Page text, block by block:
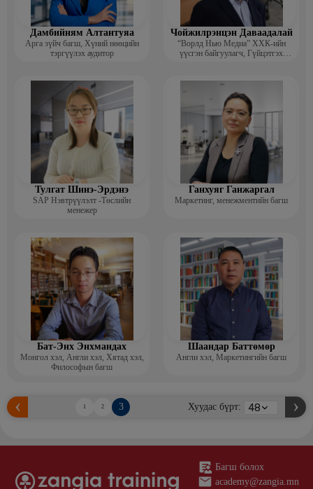
Дамбийням Алтантуяа
Арга зүйч багш, Хүний нөөцийн
тэргүүлэх аудитор
Чойжилрэнцэн Даваадалай
“Ворлд Нью Медиа” ХХК-ийн
үүсгэн байгуулагч, Гүйцэтгэх
Тулгат Шинэ-Эрдэнэ
SAP Нэвтрүүлэлт -Төслийн
менежер
Ганхуяг Ганжаргал
Маркетинг, менежментийн багш
Бат-Энх Энхмандах
Монгол хэл, Англи хэл, Хятад хэл,
Философын багш
Шаандар Баттөмөр
Англи хэл, Маркетингийн багш
1 2 3 Хуудас бүрт:
Багш болох
academy@zangia.mn